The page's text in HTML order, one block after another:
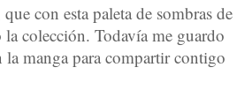
con esta paleta de sombras de
colección. Todavía me guardo
la manga para compartir contigo